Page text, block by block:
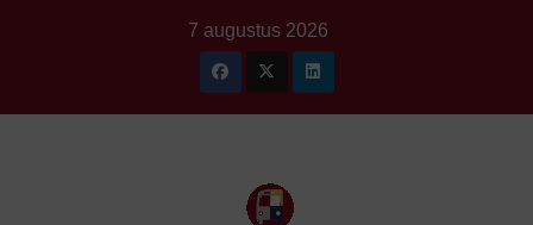
7 augustus 2026